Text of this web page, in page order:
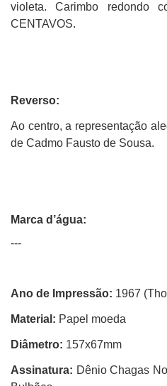
violeta. Carimbo redondo
CENTAVOS.
Reverso:
Ao centro, a representação
de Cadmo Fausto de Sousa.
Marca d’água:
---
Ano de Impressão: 1967
Material: Papel moeda
Diâmetro: 157x67mm
Assinatura: Dênio Chagas